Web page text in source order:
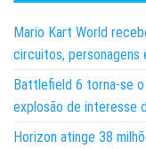
Mario Kart World
circuitos, personagens
Battlefield 6 torna-se o
explosão de interesse
Horizon atinge 38